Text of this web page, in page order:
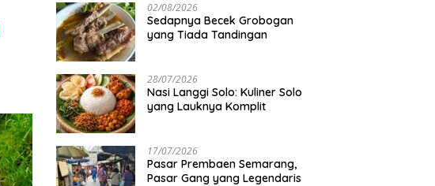
02/08/2026
Sedapnya Becek Grobogan
yang Tiada Tandingan
28/07/2026
Nasi Langgi Solo: Kuliner Solo
yang Lauknya Komplit
17/07/2026
Pasar Prembaen Semarang,
Pasar Gang yang Legendaris